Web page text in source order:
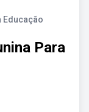
Educação
Para